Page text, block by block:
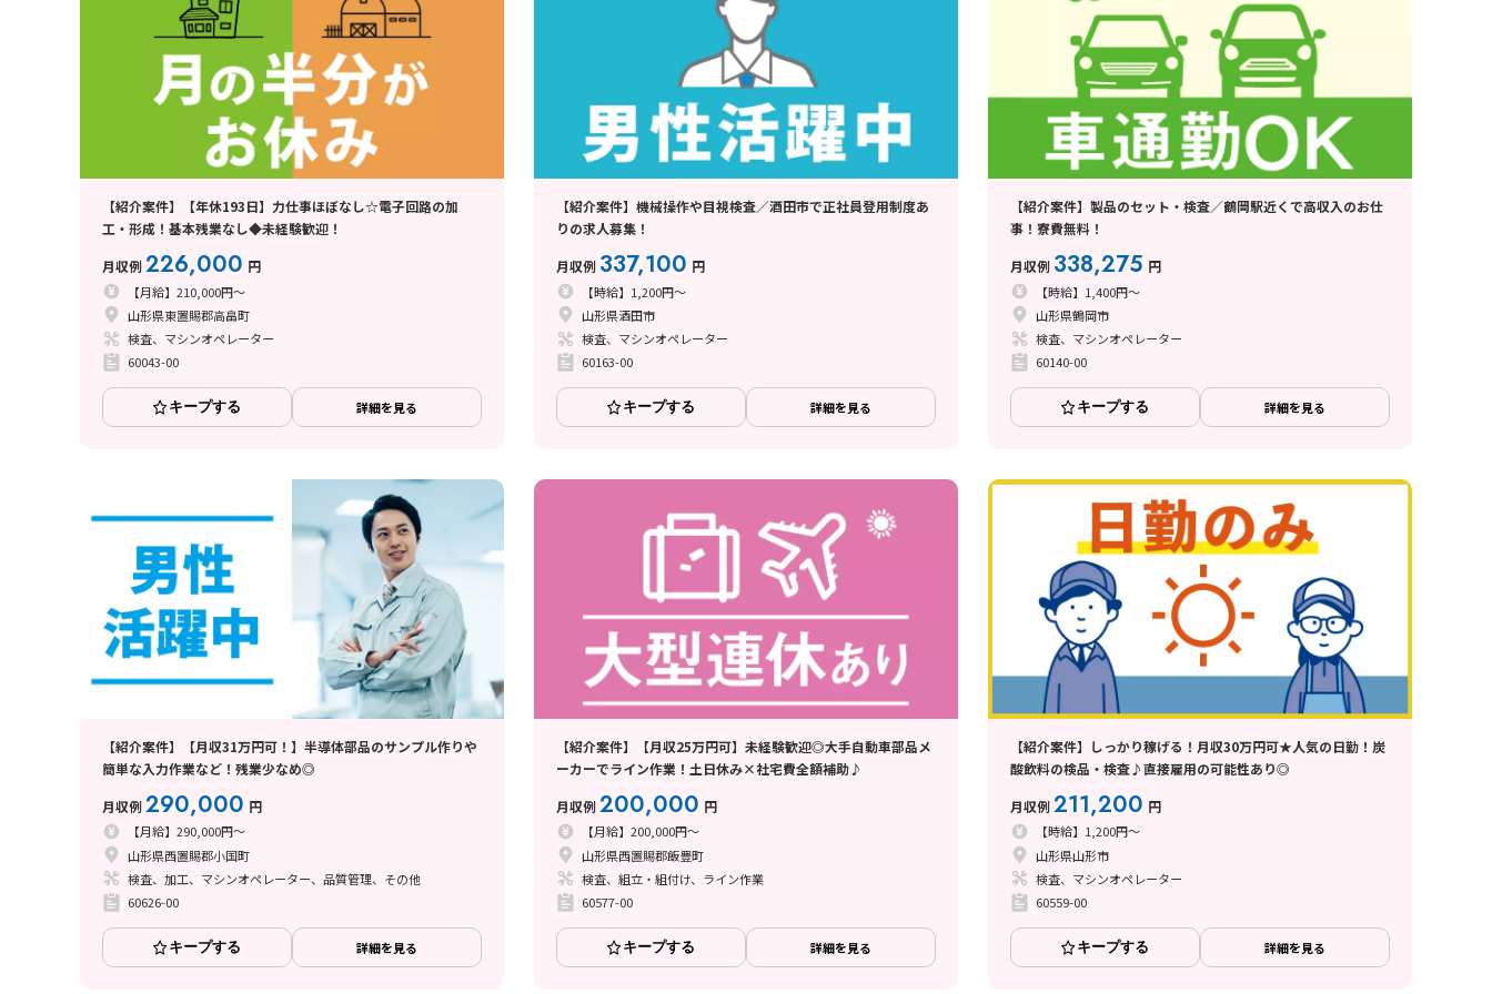
【紹介案件】【年休193日】力仕事ほぼなし☆電子回路の加
工・形成！基本残業なし◆未経験歓迎！
月収例226,000 円
【月給】210,000円～
山形県東置賜郡高畠町
検査、マシンオペレーター
60043-00
キープする 詳細を見る
【紹介案件】機械操作や目視検査／酒田市で正社員登用制度あ
りの求人募集！
月収例 337,100 円
【時給】1,200円～
山形県酒田市
検査、マシンオペレーター
60163-00
キープする 詳細を見る
【紹介案件】製品のセット・検査／鶴岡駅近くで高収入のお仕
事！寮費無料！
月収例 338,275 円
【時給】1,400円～
山形県鶴岡市
検査、マシンオペレーター
60140-00
キープする 詳細を見る
【紹介案件】【月収31万円可！】半導体部品のサンプル作りや
簡単な入力作業など！残業少なめ◎
月収例290,000 円
【月給】290,000円～
山形県西置賜郡小国町
検査、加工、マシンオペレーター、品質管理、その他
60626-00
キープする 詳細を見る
【紹介案件】【月収25万円可】未経験歓迎◎大手自動車部品メ
ーカーでライン作業！土日休み×社宅費全額補助♪
月収例200,000 円
【月給】200,000円～
山形県西置賜郡飯豊町
検査、組立・組付け、ライン作業
60577-00
キープする 詳細を見る
【紹介案件】しっかり稼げる！月収30万円可★人気の日勤！炭
酸飲料の検品・検査♪直接雇用の可能性あり◎
月収例211,200 円
【時給】1,200円～
山形県山形市
検査、マシンオペレーター
60559-00
キープする 詳細を見る